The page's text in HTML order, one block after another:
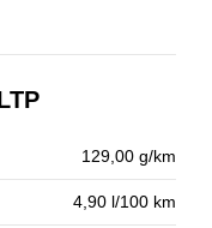
129,00 g/km
4,90 l/100 km